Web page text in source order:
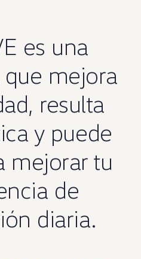
es una
que mejora
resulta
y puede
mejorar tu
de
diaria.